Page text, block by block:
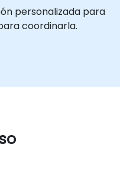
personalizada para
coordinarla.